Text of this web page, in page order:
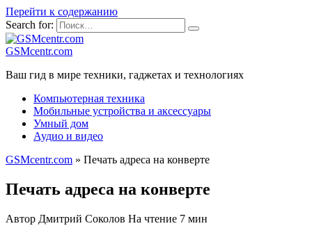
Перейти к содержанию
Search for:
GSMcentr.com
Ваш гид в мире техники, гаджетах и технологиях
Компьютерная техника
Мобильные устройства и аксессуары
Умный дом
Аудио и видео
GSMcentr.com » Печать адреса на конверте
Печать адреса на конверте
Автор Дмитрий Соколов На чтение 7 мин